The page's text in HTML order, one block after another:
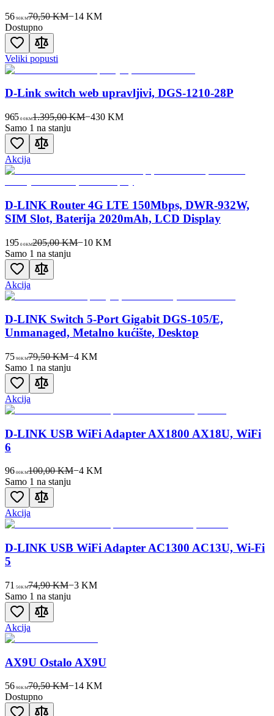
56 90KM70,50 KM−14KM
Dostupno
Veliki popusti
D-Link switch web upravljivi, DGS-1210-28P
965 00KM1.395,00 KM−430 KM
Samo 1 na stanju
Akcija
D-LINK Router 4G LTE 150Mbps, DWR-932W,
SIM Slot, Baterija 2020mAh, LCD Display
195 00KM205,00 KM−10 KM
Samo 1 na stanju
Akcija
D-LINK Switch 5-Port Gigabit DGS-105/E,
Unmanaged, Metalno kućište, Desktop
75 90KM79,50 KM−4KM
Samo 1 na stanju
Akcija
D-LINK USB WiFi Adapter AX1800 AX18U, WiFi
6
96 00KM100,00 KM−4KM
Samo 1 na stanju
Akcija
D-LINK USB WiFi Adapter AC1300 AC13U, Wi-Fi
5
71 50KM74,90 KM−3KM
Samo 1 na stanju
Akcija
AX9U Ostalo AX9U
56 90KM70,50 KM−14KM
Dostupno